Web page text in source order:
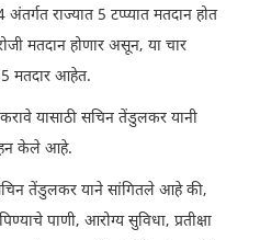
राज्यात 5 टप्प्यात मतदान होत
मतदान होणार असून, या चार
मतदार आहेत.
करावे यासाठी सचिन तेंडुलकर यानी
केले आहे.
तेंडुलकर याने सांगितले आहे की,
पाणी, आरोग्य सुविधा, प्रतीक्षा